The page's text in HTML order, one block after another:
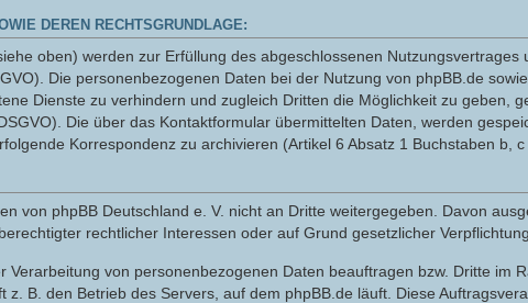
DEREN RECHTSGRUNDLAGE:
oben) werden zur Erfüllung des abgeschlossenen Nutzungsvertrages
Die personenbezogenen Daten bei der Nutzung von phpBB.de
Dienste zu verhindern und zugleich Dritten die Möglichkeit zu geben,
Die über das Kontaktformular übermittelten Daten, werden
Korrespondenz zu archivieren (Artikel 6 Absatz 1 Buchstaben b,
von phpBB Deutschland e. V. nicht an Dritte weitergegeben. Davon
rechtlicher Interessen oder auf Grund gesetzlicher
von personenbezogenen Daten beauftragen bzw. Dritte im
B. den Betrieb des Servers, auf dem phpBB.de läuft. Diese